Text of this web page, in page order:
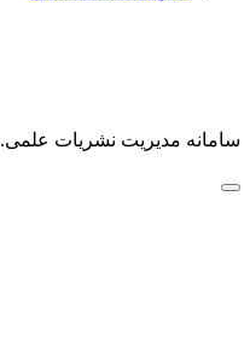
سامانه مدیریت نشریات علمی.